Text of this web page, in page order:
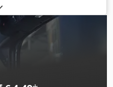
as:
mm, controller model:
(max.): 6.000 rpm
verkoop tegen de hoogste
Verplaatsing X-as: 3.000
Verplaatsing Z-as: 480 mm
Spindelopname: SK40